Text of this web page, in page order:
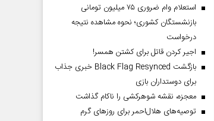
استعلام وام ضروری ۷۵ میلیون تومانی
بازنشستگان کشوری؛ نحوه مشاهده نتیجه
درخواست
اجیر کردن قاتل برای کشتن همسر!
بازگشت Black Flag Resynced خبری جذاب
برای دوستداران بازی
معجزه، نقشه شوهرکشی را ناکام گذاشت
توصیه‌های هلال‌احمر برای روز‌های گرم